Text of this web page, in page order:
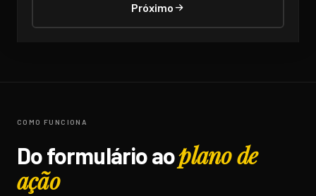
Próximo
COMO FUNCIONA
Do formulário aoplano de
ação